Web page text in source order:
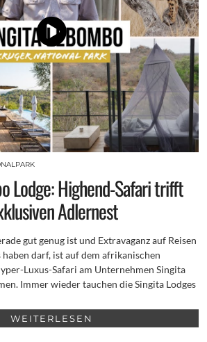
Lodge: Highend-Safari trifft
Adlernest
gut genug ist und Extravaganz auf Reisen
darf, ist auf dem afrikanischen
Luxus-Safari am Unternehmen Singita
Immer wieder tauchen die Singita Lodges
WEITERLESEN